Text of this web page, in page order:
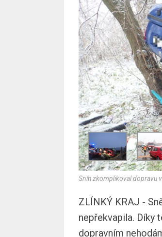
Sníh zkomplikoval dopravu
ZLÍNKÝ KRAJ -
nepřekvapila. Díky
dopravním